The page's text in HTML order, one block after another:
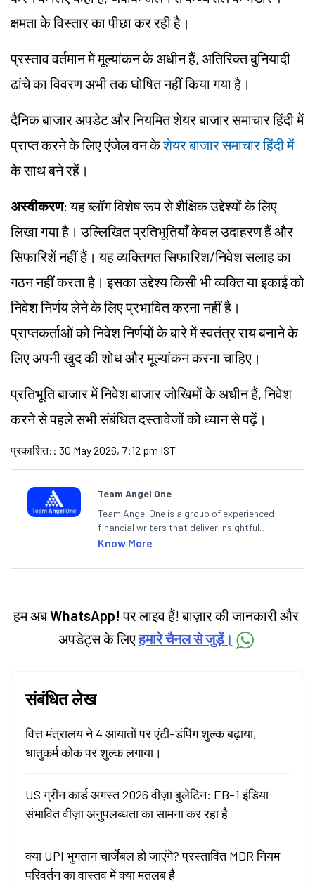
क्षमता के विस्तार का पीछा कर रही है।
प्रस्ताव वर्तमान में मूल्यांकन के अधीन हैं, अतिरिक्त बुनियादी
ढांचे का विवरण अभी तक घोषित नहीं किया गया है।
दैनिक बाजार अपडेट और नियमित शेयर बाजार समाचार हिंदी में
प्राप्त करने के लिए एंजेल वन केशेयर बाजार समाचार हिंदी में
के साथ बने रहें।
अस्वीकरण: यह ब्लॉग विशेष रूप से शैक्षिक उद्देश्यों के लिए
लिखा गया है। उल्लिखित प्रतिभूतियाँ केवल उदाहरण हैं और
सिफारिशें नहीं हैं। यह व्यक्तिगत सिफारिश/निवेश सलाह का
गठन नहीं करता है। इसका उद्देश्य किसी भी व्यक्ति या इकाई को
निवेश निर्णय लेने के लिए प्रभावित करना नहीं है।
प्राप्तकर्ताओं को निवेश निर्णयों के बारे में स्वतंत्र राय बनाने के
लिए अपनी खुद की शोध और मूल्यांकन करना चाहिए।
प्रतिभूति बाजार में निवेश बाजार जोखिमों के अधीन हैं, निवेश
करने से पहले सभी संबंधित दस्तावेजों को ध्यान से पढ़ें।
प्रकाशित: : 30 May 2026, 7:12 pm IST
Team Angel One
Team Angel One is a group of experienced
financial writers that deliver insightful
articles on the stock market, IPO, economy,
categories.
Know More
हम अबWhatsApp! पर लाइव हैं! बाज़ार की जानकारी और
अपडेट्स के लिएहमारे चैनल से जुड़ें।
संबंधित लेख
वित्त मंत्रालय ने 4 आयातों पर एंटी-डंपिंग शुल्क बढ़ाया,
धातुकर्म कोक पर शुल्क लगाया।
US ग्रीन कार्ड अगस्त 2026 वीज़ा बुलेटिन: EB-1 इंडिया
संभावित वीज़ा अनुपलब्धता का सामना कर रहा है
क्या UPI भुगतान चार्जेबल हो जाएंगे? प्रस्तावित MDR नियम
परिवर्तन का वास्तव में क्या मतलब है